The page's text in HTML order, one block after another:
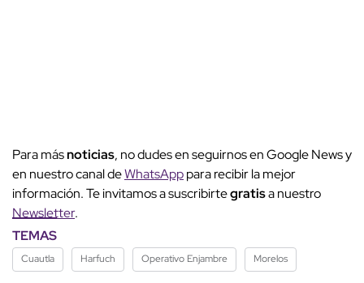
Para másnoticias, no dudes en seguirnos en Google News y
en nuestro canal deWhatsApppara recibir la mejor
información. Te invitamos a suscribirtegratisa nuestro
Newsletter.
TEMAS
Cuautla Harfuch Operativo Enjambre Morelos